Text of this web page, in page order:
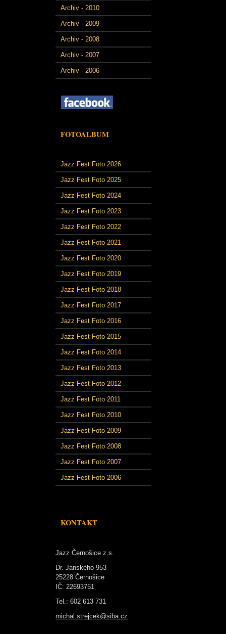
Archiv - 2010
Archiv - 2009
Archiv - 2008
Archiv - 2007
Archiv - 2006
FOTOALBUM
Jazz Fest Foto 2026
Jazz Fest Foto 2025
Jazz Fest Foto 2024
Jazz Fest Foto 2023
Jazz Fest Foto 2022
Jazz Fest Foto 2021
Jazz Fest Foto 2020
Jazz Fest Foto 2019
Jazz Fest Foto 2018
Jazz Fest Foto 2017
Jazz Fest Foto 2016
Jazz Fest Foto 2015
Jazz Fest Foto 2014
Jazz Fest Foto 2013
Jazz Fest Foto 2012
Jazz Fest Foto 2011
Jazz Fest Foto 2010
Jazz Fest Foto 2009
Jazz Fest Foto 2008
Jazz Fest Foto 2007
Jazz Fest Foto 2006
KONTAKT
Jazz Černošice z.s.
Dr. Janského 953
25228 Černošice
IČ: 22693751
Tel.: 602 613 731
michal.strejcek@siba.cz